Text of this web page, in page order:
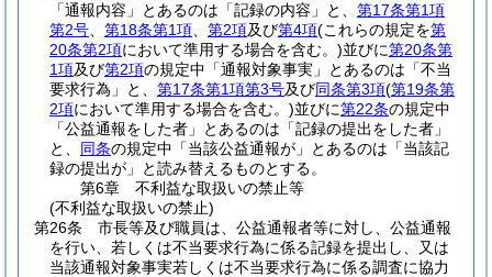
「通報内容」とあるのは「記録の内容」と、 第17条第1項
第2号
第18条第1項 第2項及び第4項(これらの規定を第
20条第2項において準用する場合を含む。)並びに第20条第
1項及び第2項の規定中「通報対象事実」とあるのは「不当
要求行為」と、 第17条第1項第3号及び同条第3項(第19条第
2項において準用する場合を含む。)並びに第22条の規定中
「公益通報をした者」とあるのは「記録の提出をした者」
と、 同条の規定中「当該公益通報が」とあるのは「当該記
録の提出が」と読み替えるものとする。
第6章
不利益な取扱いの禁止等
(不利益な取扱いの禁止)
第26条
市長等及び職員は、公益通報者等に対し、公益通報
を行い、若しくは不当要求行為に係る記録を提出し、又は
当該通報対象事実若しくは不当要求行為に係る調査に協力